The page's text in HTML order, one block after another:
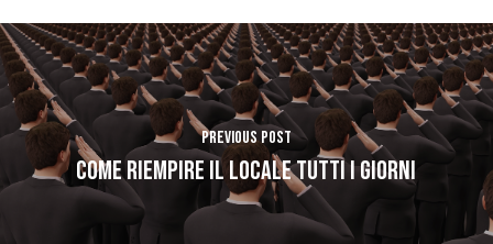
Previous Post
COME RIEMPIRE IL LOCALE TUTTI I GIORNI